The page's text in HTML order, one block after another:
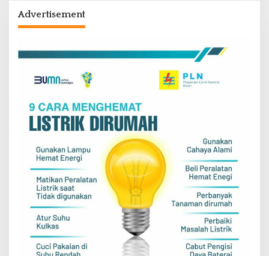
Advertisement